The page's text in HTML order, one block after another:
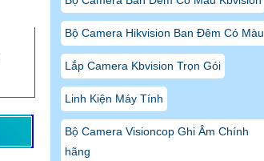
Bộ Camera Hikvision Ban Đêm Có Màu
Lắp Camera Kbvision Trọn Gói
Linh Kiện Máy Tính
Bộ Camera Visioncop Ghi Âm Chính
hãng